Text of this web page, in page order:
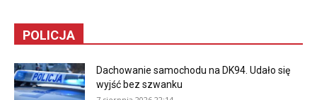
POLICJA
Dachowanie samochodu na DK94. Udało się
wyjść bez szwanku